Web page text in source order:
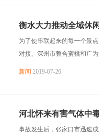
衡水大力推动全域休
为了使串联起来的每一个景
对接。深州市整合蜜桃和广为
新闻 2019-07-26
河北怀来有害气体中
事故发生后，张家口市迅速